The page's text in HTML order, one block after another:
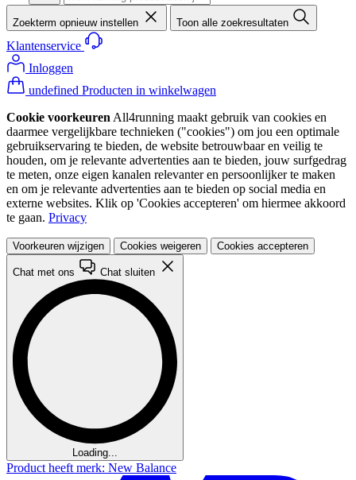
Zoekterm opnieuw instellen Toon alle zoekresultaten
Klantenservice
Inloggen
undefined Producten in winkelwagen
Cookie voorkeuren All4running maakt gebruik van cookies en
daarmee vergelijkbare technieken ("cookies") om jou een optimale
gebruikservaring te bieden, de website betrouwbaar en veilig te
houden, om je relevante advertenties aan te bieden, jouw surfgedrag
te meten, onze eigen kanalen relevanter en persoonlijker te maken
en om je relevante advertenties aan te bieden op social media en
externe websites. Klik op 'Cookies accepteren' om hiermee akkoord
te gaan. Privacy
Voorkeuren wijzigen Cookies weigeren Cookies accepteren
Chat met ons Chat sluiten
Loading...
Product heeft merk: New Balance